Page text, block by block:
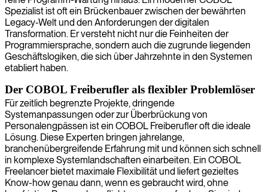
Spezialist ist oft ein Brückenbauer zwischen der bewährten
Legacy-Welt und den Anforderungen der digitalen
Transformation. Er versteht nicht nur die Feinheiten der
Programmiersprache, sondern auch die zugrunde liegenden
Geschäftslogiken, die sich über Jahrzehnte in den Systemen
etabliert haben.
Der COBOL Freiberufler als flexibler Problemlöser
Für zeitlich begrenzte Projekte, dringende
Systemanpassungen oder zur Überbrückung von
Personalengpässen ist ein COBOL Freiberufler oft die ideale
Lösung. Diese Experten bringen jahrelange,
branchenübergreifende Erfahrung mit und können sich schnell
in komplexe Systemlandschaften einarbeiten. Ein COBOL
Freelancer bietet maximale Flexibilität und liefert gezieltes
Know-how genau dann, wenn es gebraucht wird, ohne